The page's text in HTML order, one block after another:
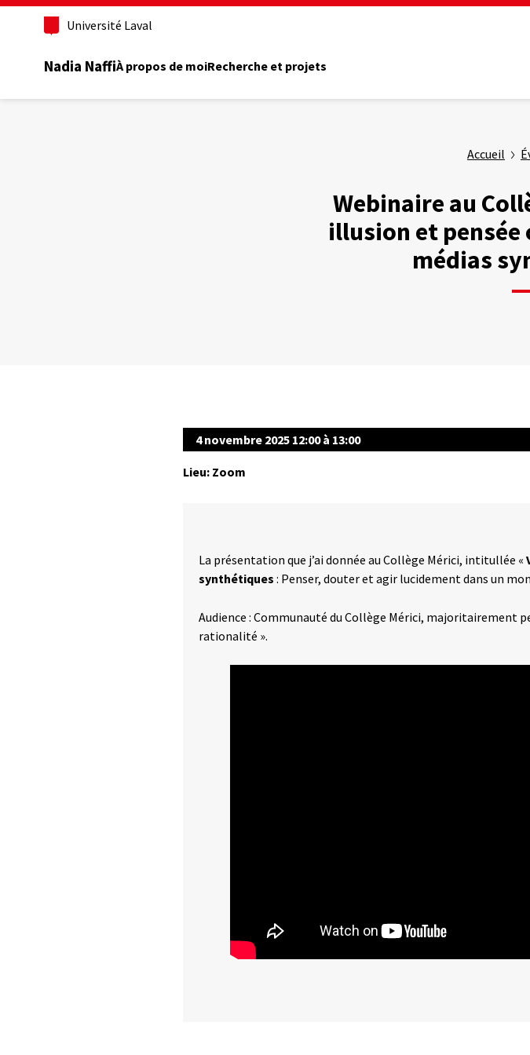
Aller
Université Laval
Nadia NaffiÀ propos de moiRecherche et projets
Accueil
Webinaire au
illusion et pensée
médias
4 novembre 2025 12:00 à 13:00
Lieu: Zoom
La présentation que j’ai donnée au Collège Mérici, intitullée «
synthétiques : Penser, douter et agir lucidement dans un
Audience : Communauté du Collège Mérici, majoritairement
rationalité ».